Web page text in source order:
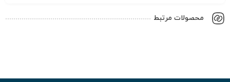
محصولات مرتبط